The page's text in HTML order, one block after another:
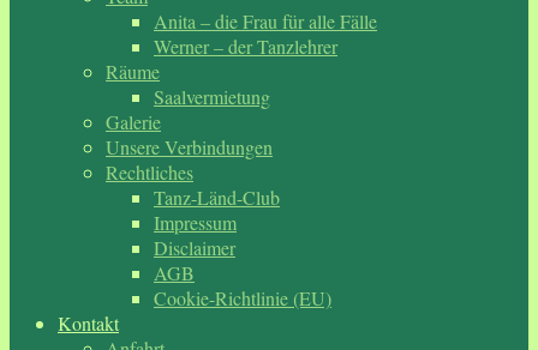
Anita – die Frau für alle Fälle
Werner – der Tanzlehrer
Räume
Saalvermietung
Galerie
Unsere Verbindungen
Rechtliches
Tanz-Länd-Club
Impressum
Disclaimer
AGB
Cookie-Richtlinie (EU)
Kontakt